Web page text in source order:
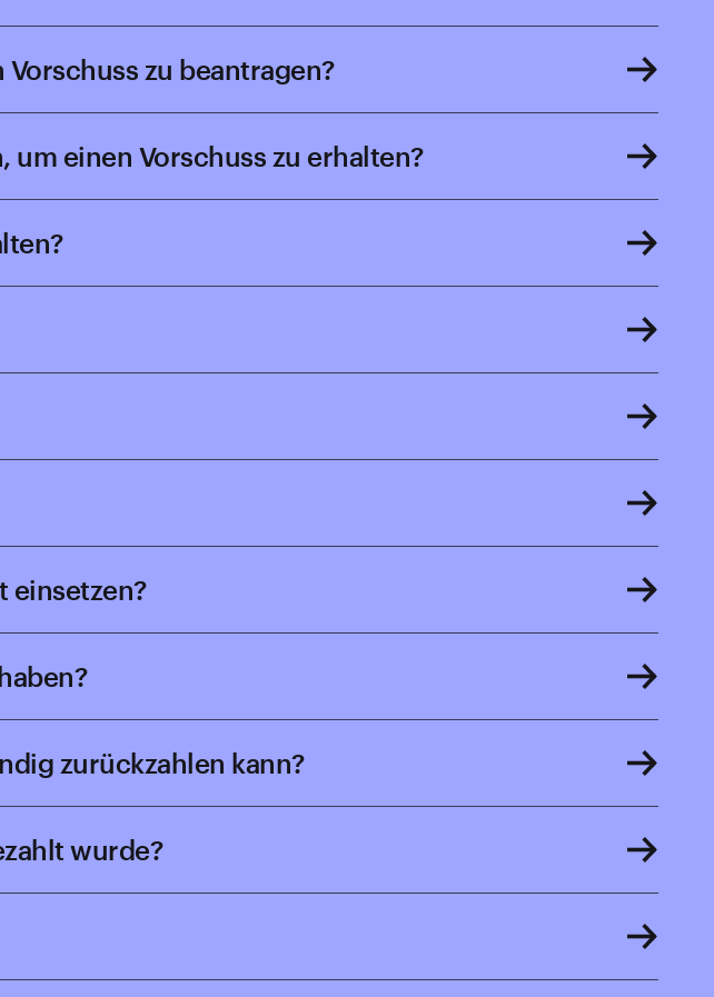
zu beantragen?
um einen Vorschuss zu erhalten?
einsetzen?
zurückzahlen kann?
wurde?